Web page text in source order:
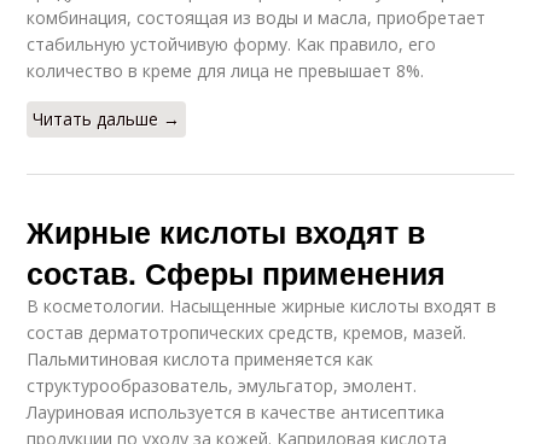
комбинация, состоящая из воды и масла, приобретает
стабильную устойчивую форму. Как правило, его
количество в креме для лица не превышает 8%.
Читать дальше →
Жирные кислоты входят в
состав. Сферы применения
В косметологии. Насыщенные жирные кислоты входят в
состав дерматотропических средств, кремов, мазей.
Пальмитиновая кислота применяется как
структурообразователь, эмульгатор, эмолент.
Лауриновая используется в качестве антисептика
продукции по уходу за кожей. Каприловая кислота